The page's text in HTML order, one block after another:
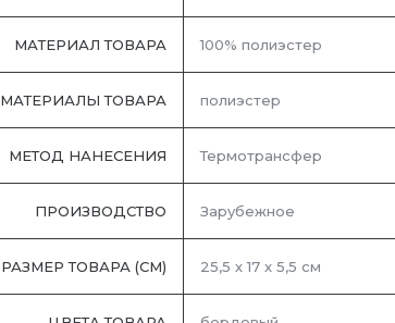
МАТЕРИАЛ ТОВАРА 100% полиэстер
МАТЕРИАЛЫ ТОВАРА полиэстер
МЕТОД НАНЕСЕНИЯ Термотрансфер
ПРОИЗВОДСТВО Зарубежное
РАЗМЕР ТОВАРА (СМ) 25,5 х 17 х 5,5 см